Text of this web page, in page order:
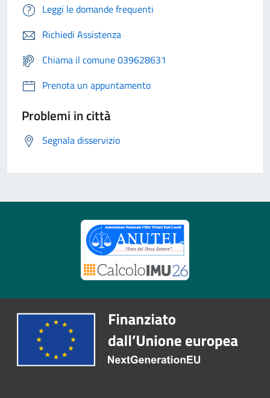
Leggi le domande frequenti
Richiedi Assistenza
Chiama il comune 039628631
Prenota un appuntamento
Problemi in città
Segnala disservizio